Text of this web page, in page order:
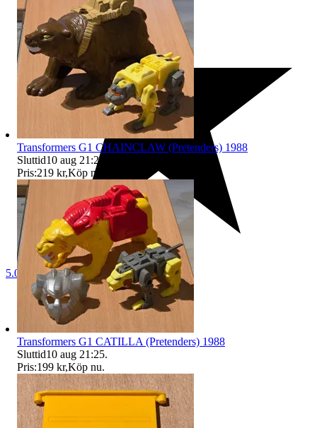
5.0
Transformers G1 CHAINCLAW (Pretenders) 1988
Sluttid10 aug 21:23
Pris:219 kr,Köp nu
Transformers G1 CATILLA (Pretenders) 1988
Sluttid10 aug 21:25.
Pris:199 kr,Köp nu.